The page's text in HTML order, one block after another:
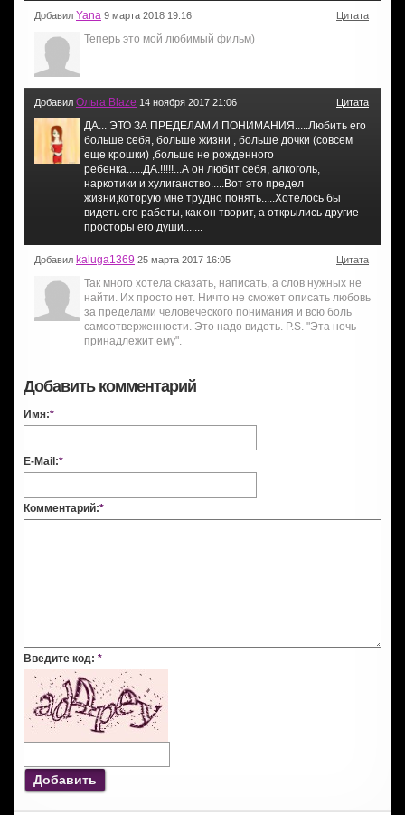
Добавил Yana 9 марта 2018 19:16 Цитата
Теперь это мой любимый фильм)
Добавил Ольга Blaze 14 ноября 2017 21:06 Цитата
ДА... ЭТО ЗА ПРЕДЕЛАМИ ПОНИМАНИЯ.....Любить его
больше себя, больше жизни , больше дочки (совсем
еще крошки) ,больше не рожденного
ребенка......ДА.!!!!!...А он любит себя, алкоголь,
наркотики и хулиганство.....Вот это предел
жизни,которую мне трудно понять.....Хотелось бы
видеть его работы, как он творит, а открылись другие
просторы его души.......
Добавил kaluga1369 25 марта 2017 16:05 Цитата
Так много хотела сказать, написать, а слов нужных не
найти. Их просто нет. Ничто не сможет описать любовь
за пределами человеческого понимания и всю боль
самоотверженности. Это надо видеть. P.S. "Эта ночь
принадлежит ему".
Добавить комментарий
Имя:*
E-Mail:*
Комментарий:*
Введите код: *
Добавить